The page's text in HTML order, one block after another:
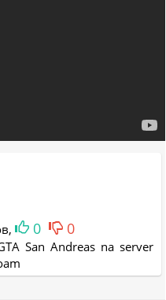
0 0
San Andreas na server